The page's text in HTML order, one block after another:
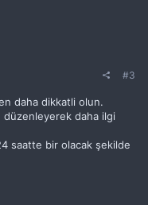
#3
daha dikkatli olun.
düzenleyerek daha ilgi
saatte bir olacak şekilde